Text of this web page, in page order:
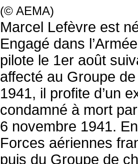
(© AEMA)
Marcel Lefèvre est
Engagé dans
pilote le 1er août
affecté au Groupe
1941, il profite d’un
condamné à mort
6 novembre 1941.
Forces aériennes
puis du Groupe de